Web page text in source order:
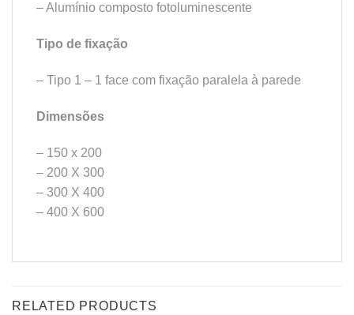
– Alumínio composto fotoluminescente
Tipo de fixação
– Tipo 1 – 1 face com fixação paralela à parede
Dimensões
– 150 x 200
– 200 X 300
– 300 X 400
– 400 X 600
RELATED PRODUCTS